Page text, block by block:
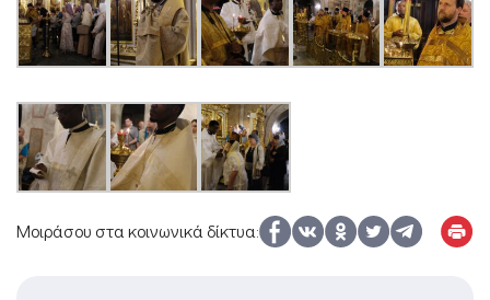
Μοιράσου στα κοινωνικά δίκτυα: